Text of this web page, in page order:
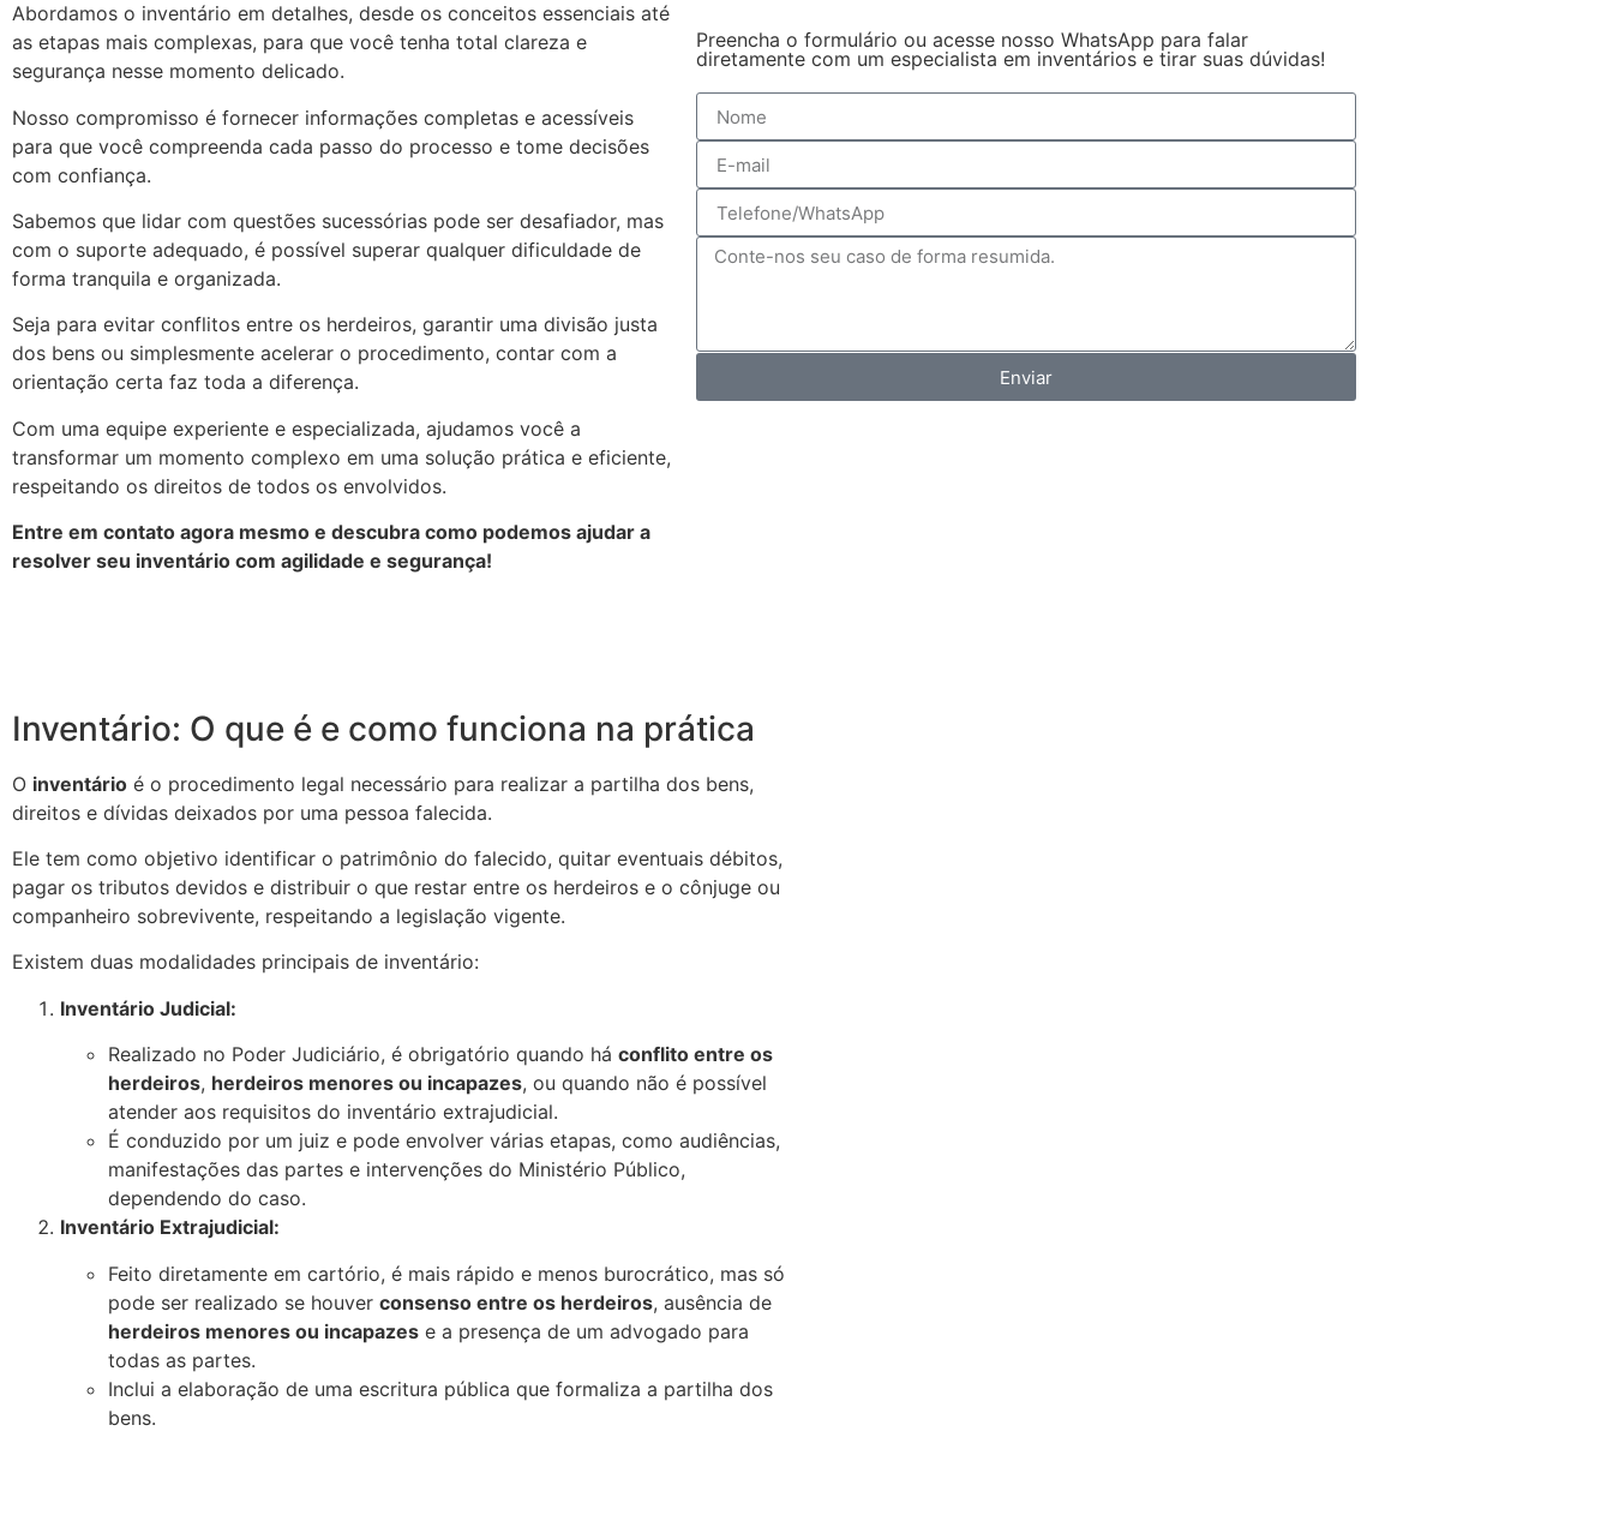
Abordamos o inventário em detalhes, desde os conceitos essenciais até
as etapas mais complexas, para que você tenha total clareza e
segurança nesse momento delicado.
Nosso compromisso é fornecer informações completas e acessíveis
para que você compreenda cada passo do processo e tome decisões
com confiança.
Sabemos que lidar com questões sucessórias pode ser desafiador, mas
com o suporte adequado, é possível superar qualquer dificuldade de
forma tranquila e organizada.
Seja para evitar conflitos entre os herdeiros, garantir uma divisão justa
dos bens ou simplesmente acelerar o procedimento, contar com a
orientação certa faz toda a diferença.
Com uma equipe experiente e especializada, ajudamos você a
transformar um momento complexo em uma solução prática e eficiente,
respeitando os direitos de todos os envolvidos.
Entre em contato agora mesmo e descubra como podemos ajudar a
resolver seu inventário com agilidade e segurança!
Preencha o formulário ou acesse nosso WhatsApp para falar
diretamente com um especialista em inventários e tirar suas dúvidas!
Enviar
Inventário: O que é e como funciona na prática
O inventário é o procedimento legal necessário para realizar a partilha dos bens,
direitos e dívidas deixados por uma pessoa falecida.
Ele tem como objetivo identificar o patrimônio do falecido, quitar eventuais débitos,
pagar os tributos devidos e distribuir o que restar entre os herdeiros e o cônjuge ou
companheiro sobrevivente, respeitando a legislação vigente.
Existem duas modalidades principais de inventário:
Inventário Judicial:
Realizado no Poder Judiciário, é obrigatório quando há conflito entre os
herdeiros, herdeiros menores ou incapazes, ou quando não é possível
atender aos requisitos do inventário extrajudicial.
É conduzido por um juiz e pode envolver várias etapas, como audiências,
manifestações das partes e intervenções do Ministério Público,
dependendo do caso.
Inventário Extrajudicial:
Feito diretamente em cartório, é mais rápido e menos burocrático, mas só
pode ser realizado se houver consenso entre os herdeiros, ausência de
herdeiros menores ou incapazes e a presença de um advogado para
todas as partes.
Inclui a elaboração de uma escritura pública que formaliza a partilha dos
bens.